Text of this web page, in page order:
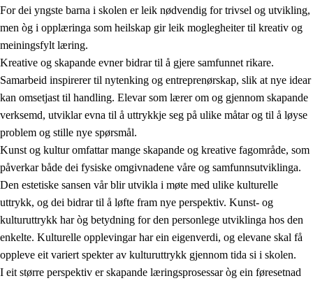
1.3 Kritisk tenking og etisk bevisstheit
1.4 Skaparglede, engasjement og utforskartrong
1.5 Respekt for naturen og miljøbevisstheit
1.6 Demokrati og medverknad
For dei yngste barna i skolen er leik nødvendig for trivsel og utvikling,
men òg i opplæringa som heilskap gir leik moglegheiter til kreativ og
meiningsfylt læring.
Kreative og skapande evner bidrar til å gjere samfunnet rikare.
Samarbeid inspirerer til nytenking og entreprenørskap, slik at nye idear
kan omsetjast til handling. Elevar som lærer om og gjennom skapande
verksemd, utviklar evna til å uttrykkje seg på ulike måtar og til å løyse
problem og stille nye spørsmål.
Kunst og kultur omfattar mange skapande og kreative fagområde, som
påverkar både dei fysiske omgivnadene våre og samfunnsutviklinga.
Den estetiske sansen vår blir utvikla i møte med ulike kulturelle
uttrykk, og dei bidrar til å løfte fram nye perspektiv. Kunst- og
kulturuttrykk har òg betydning for den personlege utviklinga hos den
enkelte. Kulturelle opplevingar har ein eigenverdi, og elevane skal få
oppleve eit variert spekter av kulturuttrykk gjennom tida si i skolen.
I eit større perspektiv er skapande læringsprosessar òg ein føresetnad